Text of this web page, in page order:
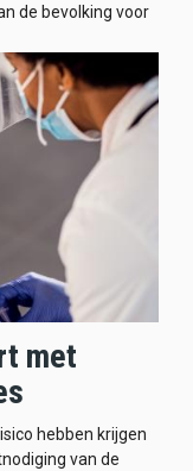
de bevolking voor
met
hebben krijgen
van de